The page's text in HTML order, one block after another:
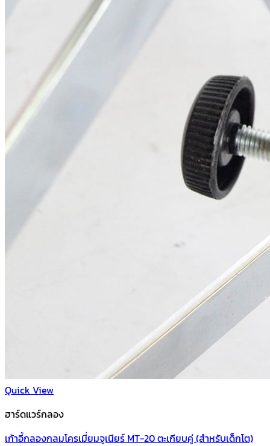
Quick View
ฮาร์ดแวร์กลอง
เก้าอี้กลองกลมโครเมี่ยมจูเนียร์ MT-20 ตะเกียบคู่ (สำหรับเด็กโต)